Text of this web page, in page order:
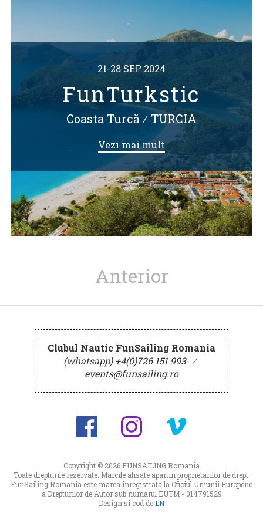
21-28 SEP 2024
FunTurkstic
Coasta Turcă ⁄TURCIA
Vezi mai mult
Anterior
Clubul Nautic FunSailing Romania
(whatsapp) +4(0)726 151 993 ⁄
events@funsailing.ro
Copyright © 2026 FUNSAILING Romania
Toate drepturile rezervate. Marcile afisate apartin proprietarilor de drept.
FunSailing Romania este marca inregistrata la Oficiul Uniunii Europene
a Drepturilor de Autor sub numarul EUTM - 014791529
Design si cod deLN